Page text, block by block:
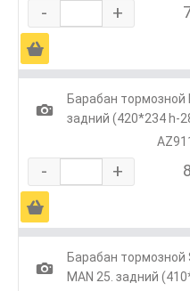
- +
Ä
1
Барабан тормозной
задний (420*234 h-
- +
Ä
1
Барабан тормозной
MAN 25. задний